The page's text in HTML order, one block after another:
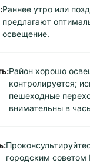
Раннее утро или
предлагают
освещение.
Район хорошо
контролируется;
пешеходные
внимательны в
городским советом